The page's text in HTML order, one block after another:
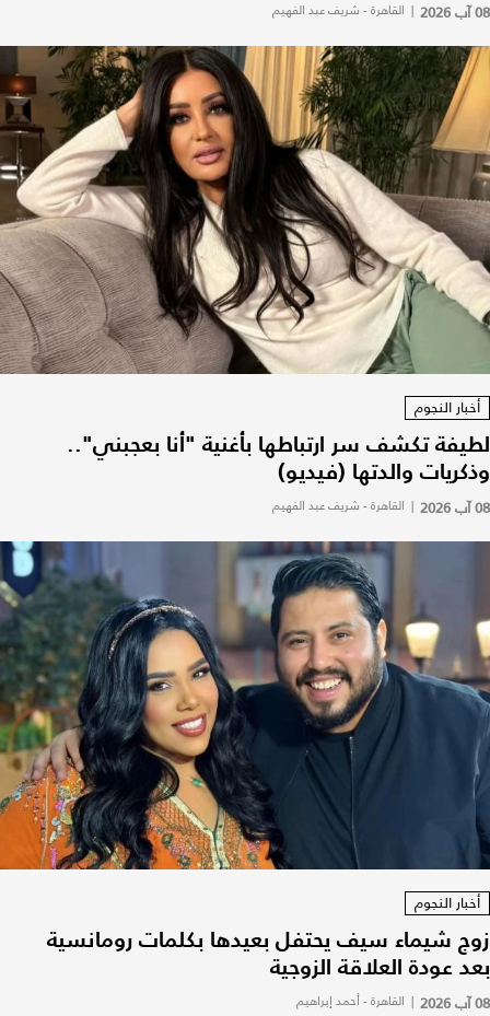
08 آب 2026 | القاهرة - شريف عبد الفهيم
أخبار النجوم
لطيفة تكشف سر ارتباطها بأغنية "أنا بعجبني"..
وذكريات والدتها (فيديو)
08 آب 2026 | القاهرة - شريف عبد الفهيم
أخبار النجوم
زوج شيماء سيف يحتفل بعيدها بكلمات رومانسية
بعد عودة العلاقة الزوجية
08 آب 2026 | القاهرة - أحمد إبراهيم